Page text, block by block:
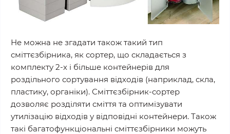
Не можна не згадати також такий тип
сміттєзбірника, як сортер, що складається з
комплекту 2-х і більше контейнерів для
роздільного сортування відходів (наприклад, скла,
пластику, органіки). Сміттєзбірник-сортер
дозволяє розділяти сміття та оптимізувати
утилізацію відходів у відповідні контейнери. Також
такі багатофункціональні сміттєзбірники можуть